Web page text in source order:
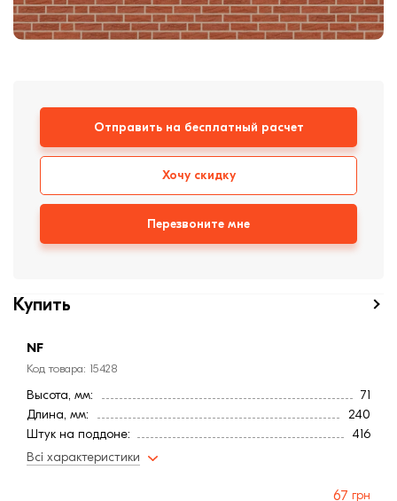
формовки
Клинкерная плитка
Строительные
Отправить на бесплатный расчет
Хочу скидку
Перезвоните мне
Купить
NF
Код товара: 15428
Высота, мм:
71
Длина, мм:
240
Штук на поддоне:
416
Вес, кг:
115
Всі характеристики
67 грн